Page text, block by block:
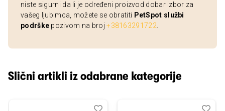
niste sigurni da li je određeni proizvod dobar izbor za
vašeg ljubimca, možete se obratiti PetSpot službi
podrške pozivom na broj+38163291722
Slični artikli iz odabrane kategorije
Dodaj
Uporedi